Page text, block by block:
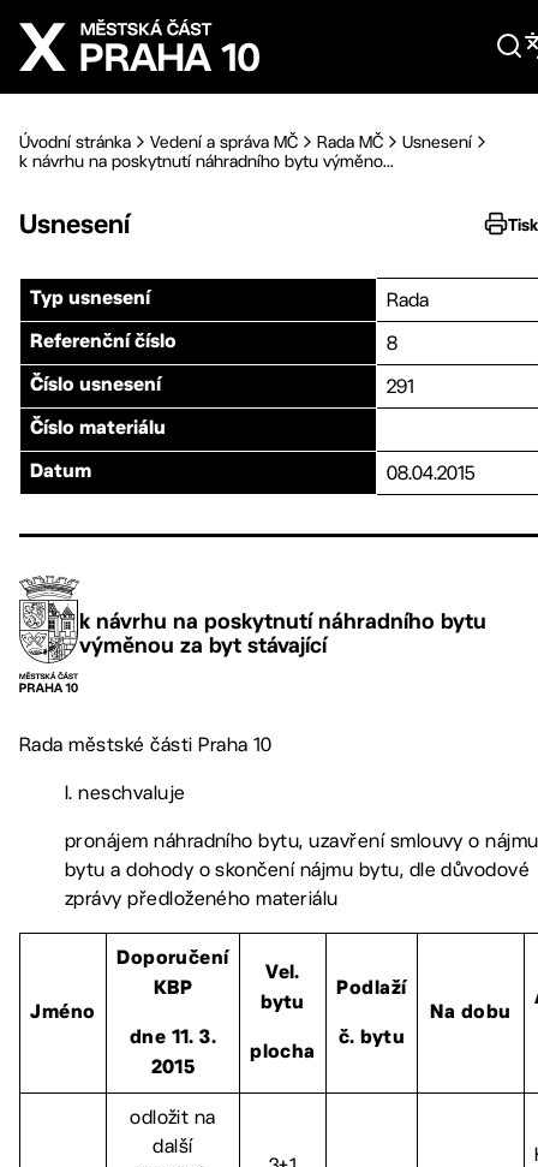
Přejít na hlavní obsah
Úvodní stránka Vedení a správa MČ Rada MČ
Usnesení
k návrhu na poskytnutí náhradního bytu výměno...
Usnesení
Typ usnesení Rada
Referenční číslo 8
Číslo usnesení 291
Číslo materiálu
Datum 08.04.2015
k návrhu na poskytnutí náhradního bytu
výměnou za byt stávající
Rada městské části Praha 10
I. neschvaluje
pronájem náhradního bytu, uzavření smlouvy o nájmu
bytu a dohody o skončení nájmu bytu, dle důvodové
zprávy předloženého materiálu
Jméno
Doporučení
KBP
dne 11. 3.
2015
Vel.
bytu
plocha
Podlaží
č. bytu
Na dobu
odložit na
další